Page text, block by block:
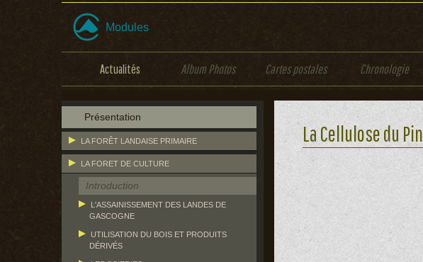
Modules
Actualités Album Photos Cartes postales Chronologie
Présentation
LA FORÊT LANDAISE PRIMAIRE
LA FORET DE CULTURE
Introduction
L'ASSAINISSEMENT DES LANDES DE
GASCOGNE
UTILISATION DU BOIS ET PRODUITS
DÉRIVÉS
La Cellulose du Pin